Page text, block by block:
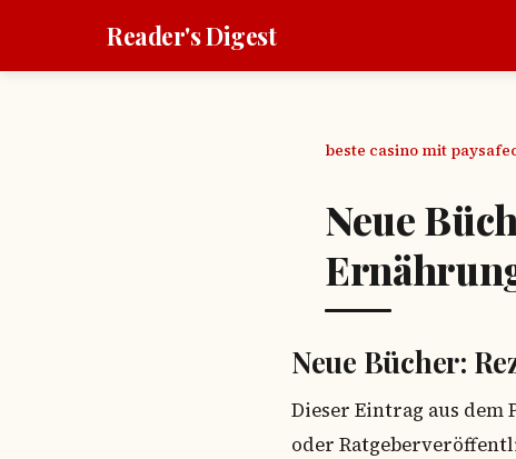
Reader's Digest
beste casino mit
Neue
Neue Bücher:
Dieser Eintrag aus dem
oder